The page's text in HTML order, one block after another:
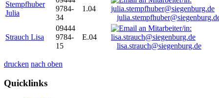
Stempfhuber
Julia
9784-
34
1.04
Strauch Lisa
09444
9784-
15
E.04
lisa.strauch@siegenburg.de
drucken nach oben
Quicklinks